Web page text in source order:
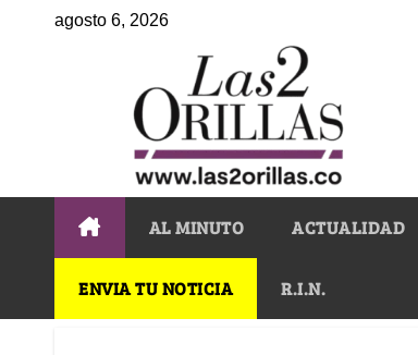
agosto 6, 2026
AL MINUTO ACTUALIDAD
ENVIA TU NOTICIA R.I.N.